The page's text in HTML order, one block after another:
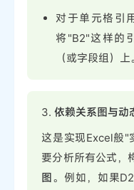
对于单元格引
将"B2"这样的
（或字段组）上。
3.依赖关系图与动
这是实现Excel般"
要分析所有公式，
图。例如，如果